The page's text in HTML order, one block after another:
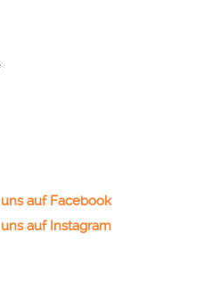
auf Facebook
auf Instagram